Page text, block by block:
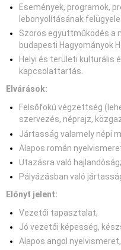
Események, programok,
lebonyolításának
Szoros együttműködés a
budapesti Hagyományok
Helyi és területi kulturális
kapcsolattartás.
Elvárások:
Felsőfokú végzettség
szervezés, néprajz,
Jártasság valamely népi
Alapos román
Utazásra való hajlandóság;
Pályázásban való
Előnyt jelent:
Vezetői tapasztalat,
Jó vezetői képesség,
Alapos angol nyelvismeret,